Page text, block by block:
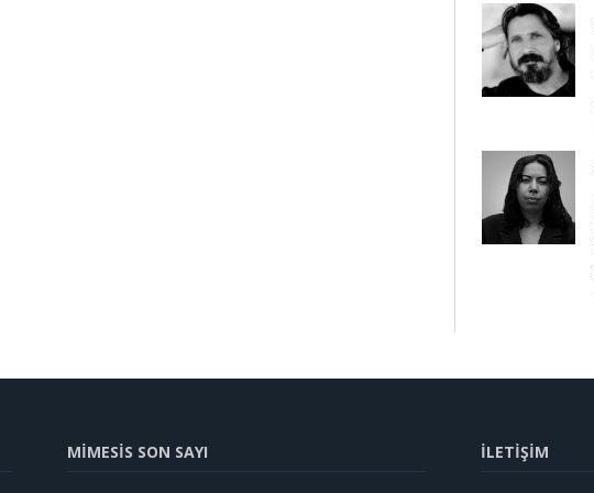
MİMESİS SON SAYI İLETİŞİM